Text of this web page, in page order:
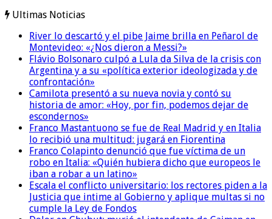
Ultimas Noticias
River lo descartó y el pibe Jaime brilla en Peñarol de
Montevideo: «¿Nos dieron a Messi?»
Flávio Bolsonaro culpó a Lula da Silva de la crisis con
Argentina y a su «política exterior ideologizada y de
confrontación»
Camilota presentó a su nueva novia y contó su
historia de amor: «Hoy, por fin, podemos dejar de
escondernos»
Franco Mastantuono se fue de Real Madrid y en Italia
lo recibió una multitud: jugará en Fiorentina
Franco Colapinto denunció que fue víctima de un
robo en Italia: «Quién hubiera dicho que europeos le
iban a robar a un latino»
Escala el conflicto universitario: los rectores piden a la
Justicia que intime al Gobierno y aplique multas si no
cumple la Ley de Fondos